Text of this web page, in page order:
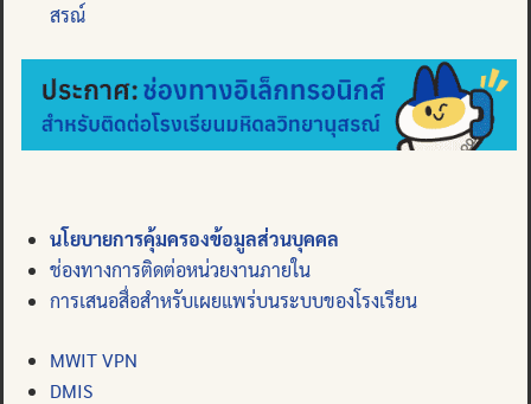
สรณ์
นโยบายการคุ้มครองข้อมูลส่วนบุคคล
ช่องทางการติดต่อหน่วยงานภายใน
การเสนอสื่อสำหรับเผยแพร่บนระบบของโรงเรียน
MWIT VPN
DMIS